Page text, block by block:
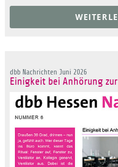
dbb Nachrichten Juni 2026
Einigkeit bei Anhörung